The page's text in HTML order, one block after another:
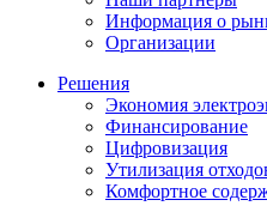
Информация о
Организации
Решения
Экономия
Финансирование
Цифровизация
Утилизация
Комфортное